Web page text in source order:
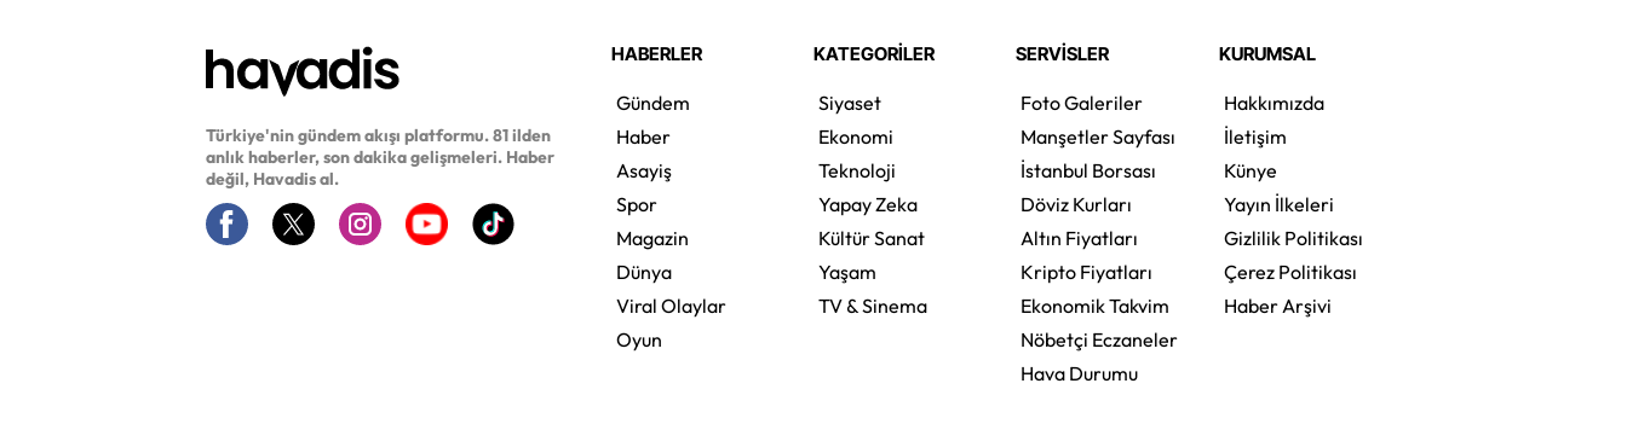
Türkiye'nin gündem akışı platformu. 81 ilden
anlık haberler, son dakika gelişmeleri. Haber
değil, Havadis al.
HABERLER
Gündem
Haber
Asayiş
Spor
Magazin
Dünya
Viral Olaylar
Oyun
KATEGORİLER
Siyaset
Ekonomi
Teknoloji
Yapay Zeka
Kültür Sanat
Yaşam
TV & Sinema
SERVİSLER
Foto Galeriler
Manşetler Sayfası
İstanbul Borsası
Döviz Kurları
Altın Fiyatları
Kripto Fiyatları
Ekonomik Takvim
Nöbetçi Eczaneler
Hava Durumu
KURUMSAL
Hakkımızda
İletişim
Künye
Yayın İlkeleri
Gizlilik Politikası
Çerez Politikası
Haber Arşivi